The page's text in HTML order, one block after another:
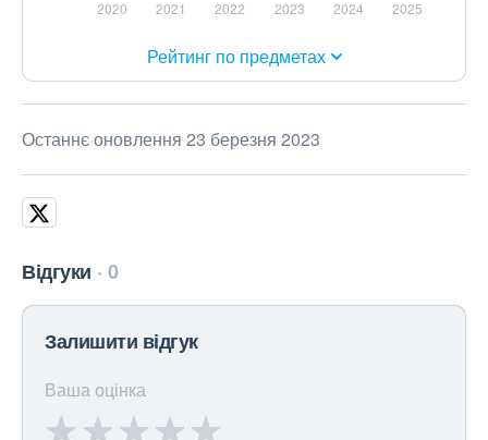
Рейтинг по предметах
Останнє оновлення 23 березня 2023
Відгуки 0
Залишити відгук
Ваша оцінка